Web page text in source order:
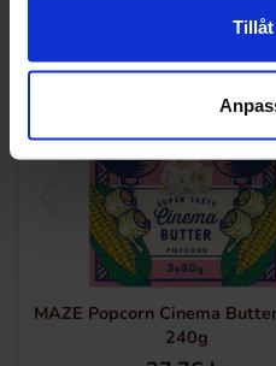
MAZE Popcorn Cinema
240g